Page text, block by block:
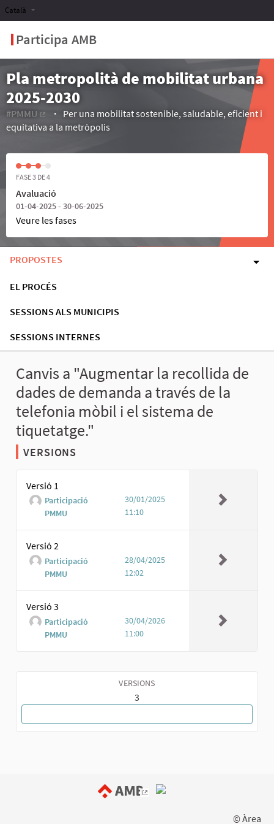
Participa AMB
Català
Pla metropolità de mobilitat urbana
2025-2030
#PMMU
(Enllaç extern)
Per una mobilitat sostenible, saludable, eficient i
equitativa a la metròpolis
FASE 3 DE 4
Avaluació
01-04-2025 - 30-06-2025
Veure les fases
PROPOSTES
EL PROCÉS
SESSIONS ALS MUNICIPIS
SESSIONS INTERNES
Canvis a "Augmentar la recollida de
dades de demanda a través de la
telefonia mòbil i el sistema de
tiquetatge."
VERSIONS
Versió 1
Participació
PMMU
30/01/2025
11:10
Versió 2
Participació
PMMU
28/04/2025
12:02
Versió 3
Participació
PMMU
30/04/2026
11:00
VERSIONS
3
© Àrea